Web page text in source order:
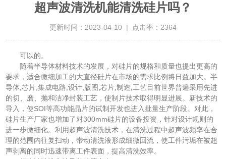
超声波清洗机能清洗硅片吗？
更新时间：2023-04-10 | 点击率：2364
可以的。
随着半导体材料技术的发展，对硅片的规格和质量也提出更高的
要求，适合微细加工的大直径硅片在市场的需求比例将日益加大。半
导体,芯片,集成电路,设计,版图,芯片,制造,工艺目前世界普遍采用先进
的切、磨、抛和洁净封装工艺，使制片技术取得明显进展。新技术的
导入，使SOI等高功能晶片的试制开发也进入批量生产阶段。对此，
硅片生产厂家也增加了对300mm硅片的设备投资，针对设计规则的
进一步微细化。利用超声波清洗技术，在清洗过程中超声波频率在合
理的范围内往复扫动，带动清洗液形成细微回流，使工件污垢在被超
声剥离的同时迅速带离工件表面，提高清洗效率。